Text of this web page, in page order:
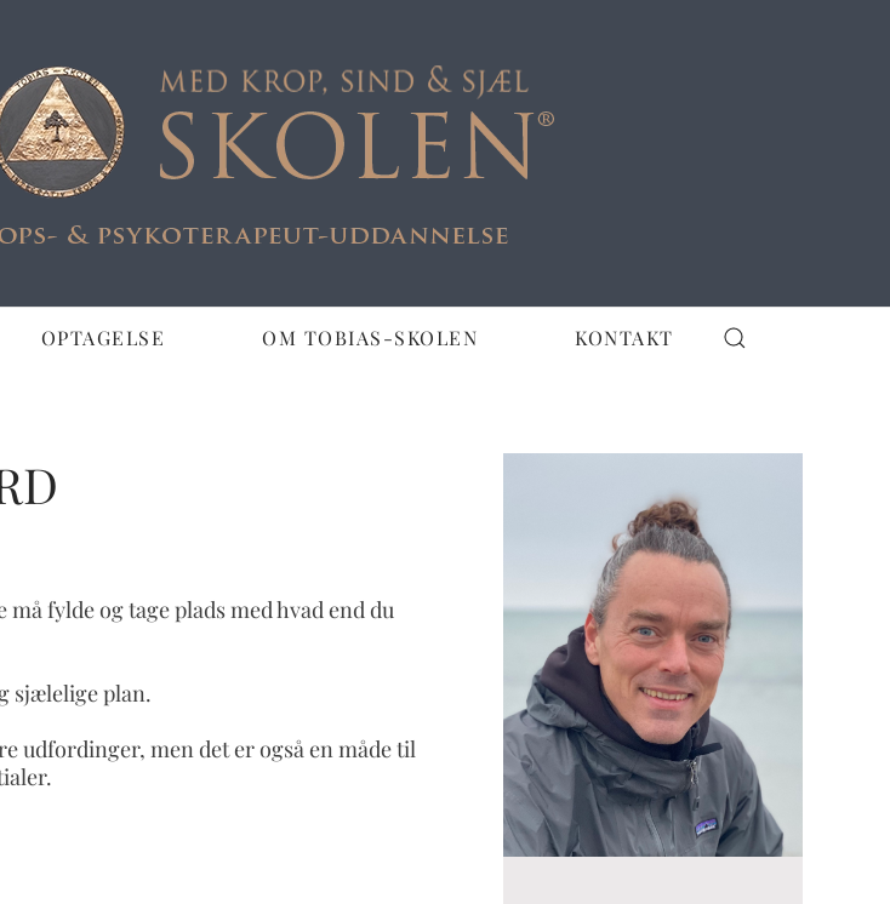
OPTAGELSE OM TOBIAS-SKOLEN KONTAKT
fylde og tage plads med hvad end du
sjælelige plan.
udfordinger, men det er også en måde til